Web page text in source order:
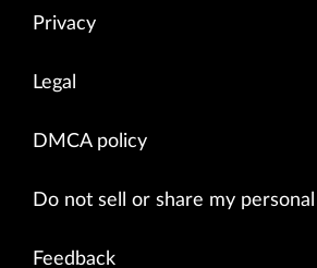
Privacy
Legal
DMCA policy
Do not sell or share my
Feedback